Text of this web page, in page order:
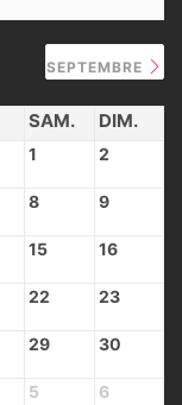
SEPTEMBRE
SAM. DIM.
1 2
8 9
15 16
22 23
29 30
5 6